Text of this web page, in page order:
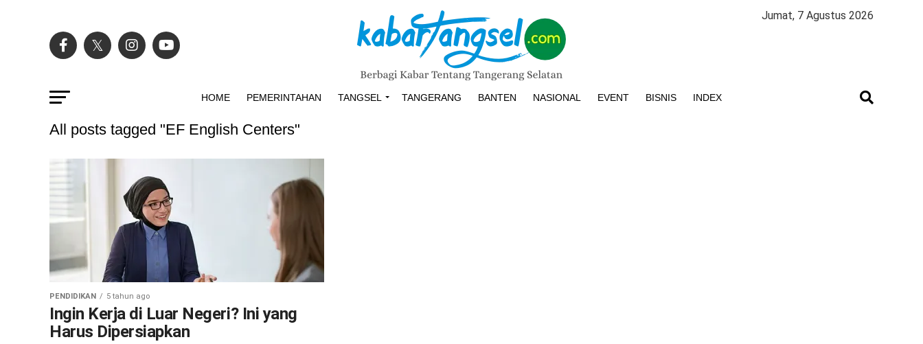
Jumat, 7 Agustus 2026
HOME PEMERINTAHAN TANGSEL TANGERANG BANTEN NASIONAL EVENT BISNIS INDEX
All posts tagged "EF English Centers"
PENDIDIKAN 5 tahun ago
Ingin Kerja di Luar Negeri? Ini yang
Harus Dipersiapkan